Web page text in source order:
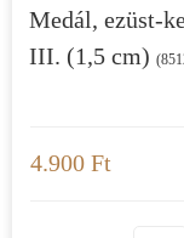
Medál, ezüst-
III. (1,5 cm)
4.900 Ft